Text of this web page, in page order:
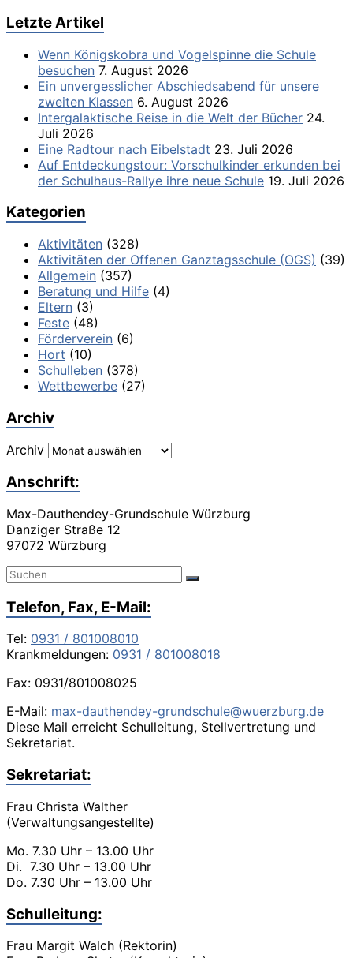
Letzte Artikel
Wenn Königskobra und Vogelspinne die Schule
besuchen 7. August 2026
Ein unvergesslicher Abschiedsabend für unsere
zweiten Klassen 6. August 2026
Intergalaktische Reise in die Welt der Bücher 24.
Juli 2026
Eine Radtour nach Eibelstadt 23. Juli 2026
Auf Entdeckungstour: Vorschulkinder erkunden bei
der Schulhaus-Rallye ihre neue Schule 19. Juli 2026
Kategorien
Aktivitäten (328)
Aktivitäten der Offenen Ganztagsschule (OGS) (39)
Allgemein (357)
Beratung und Hilfe (4)
Eltern (3)
Feste (48)
Förderverein (6)
Hort (10)
Schulleben (378)
Wettbewerbe (27)
Archiv
Archiv
Anschrift:
Max-Dauthendey-Grundschule Würzburg
Danziger Straße 12
97072 Würzburg
Telefon, Fax, E-Mail:
Tel: 0931 / 801008010
Krankmeldungen: 0931 / 801008018
Fax: 0931/801008025
E-Mail: max-dauthendey-grundschule@wuerzburg.de
Diese Mail erreicht Schulleitung, Stellvertretung und
Sekretariat.
Sekretariat:
Frau Christa Walther
(Verwaltungsangestellte)
Mo. 7.30 Uhr – 13.00 Uhr
Di. 7.30 Uhr – 13.00 Uhr
Do. 7.30 Uhr – 13.00 Uhr
Schulleitung:
Frau Margit Walch (Rektorin)